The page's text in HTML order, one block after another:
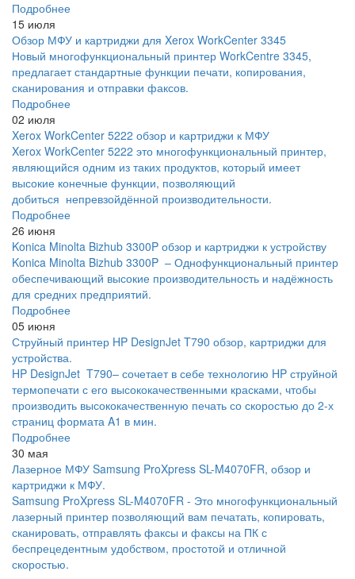
Подробнее
15 июля
Обзор МФУ и картриджи для Xerox WorkCenter 3345
Новый многофункциональный принтер WorkCentre 3345,
предлагает стандартные функции печати, копирования,
сканирования и отправки факсов.
Подробнее
02 июля
Xerox WorkCenter 5222 обзор и картриджи к МФУ
Xerox WorkCenter 5222 это многофункциональный принтер,
являющийся одним из таких продуктов, который имеет
высокие конечные функции, позволяющий
добиться непревзойдённой производительности.
Подробнее
26 июня
Konica Minolta Bizhub 3300P обзор и картриджи к устройству
Konica Minolta Bizhub 3300P – Однофункциональный принтер
обеспечивающий высокие производительность и надёжность
для средних предприятий.
Подробнее
05 июня
Струйный принтер HP DesignJet T790 обзор, картриджи для
устройства.
HP DesignJet T790– сочетает в себе технологию HP струйной
термопечати с его высококачественными красками, чтобы
производить высококачественную печать со скоростью до 2-х
страниц формата A1 в мин.
Подробнее
30 мая
Лазерное МФУ Samsung ProXpress SL-M4070FR, обзор и
картриджи к МФУ.
Samsung ProXpress SL-M4070FR - Это многофункциональный
лазерный принтер позволяющий вам печатать, копировать,
сканировать, отправлять факсы и факсы на ПК с
беспрецедентным удобством, простотой и отличной
скоростью.